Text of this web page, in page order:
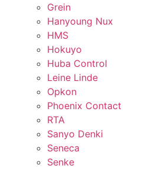
Grein
Hanyoung Nux
HMS
Hokuyo
Huba Control
Leine Linde
Opkon
Phoenix Contact
RTA
Sanyo Denki
Seneca
Senke